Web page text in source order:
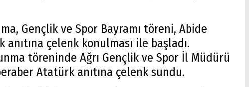
Gençlik ve Spor Bayramı töreni, Abide
çelenk konulması ile başladı.
töreninde Ağrı Gençlik ve Spor İl Müdürü
Atatürk anıtına çelenk sundu.